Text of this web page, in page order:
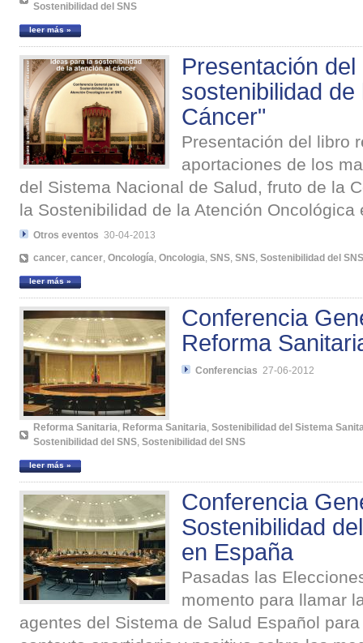
Sostenibilidad del SNS
leer más »
Presentación
sostenibilidad
Cáncer"
Presentación del libro
aportaciones de los
del Sistema Nacional de Salud, fruto de la
la Sostenibilidad de la Atención Oncológica
Otros eventos 30-04-2013
cancer, cancer, Oncología, Oncologia, SNS, SNS, Sostenibilidad del SNS
leer más »
Conferencia
Reforma
Conferencias 27-06-2012
Reforma Sanitaria, Reforma Sanitaria, Sostenibilidad del Sistema
Sostenibilidad del SNS, Sostenibilidad del SNS
leer más »
Conferencia
Sostenibilidad
en España
Pasadas las
momento para llamar
agentes del Sistema de Salud Español